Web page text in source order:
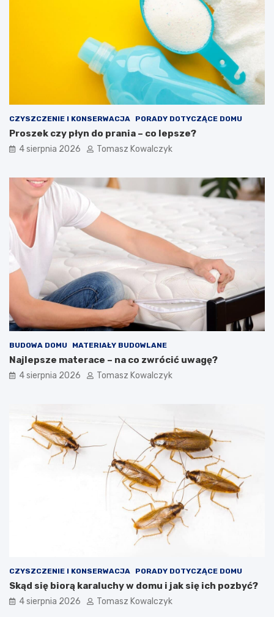
CZYSZCZENIE I KONSERWACJA PORADY DOTYCZĄCE DOMU
Proszek czy płyn do prania – co lepsze?
4 sierpnia 2026 Tomasz Kowalczyk
BUDOWA DOMU MATERIAŁY BUDOWLANE
Najlepsze materace – na co zwrócić uwagę?
4 sierpnia 2026 Tomasz Kowalczyk
CZYSZCZENIE I KONSERWACJA PORADY DOTYCZĄCE DOMU
Skąd się biorą karaluchy w domu i jak się ich pozbyć?
4 sierpnia 2026 Tomasz Kowalczyk